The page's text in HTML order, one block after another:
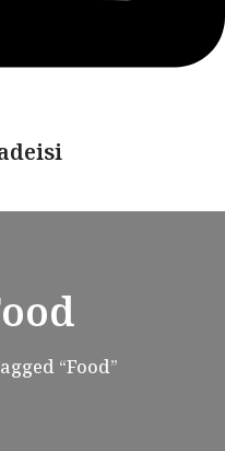
“Food”